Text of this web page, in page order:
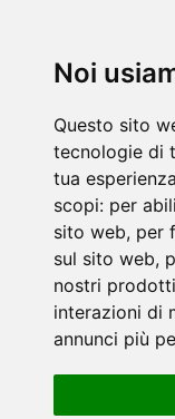
Noi
Questo sito
tecnologie di
tua
scopi: per
sito web, per
sul sito web,
nostri
interazioni di
annunci più